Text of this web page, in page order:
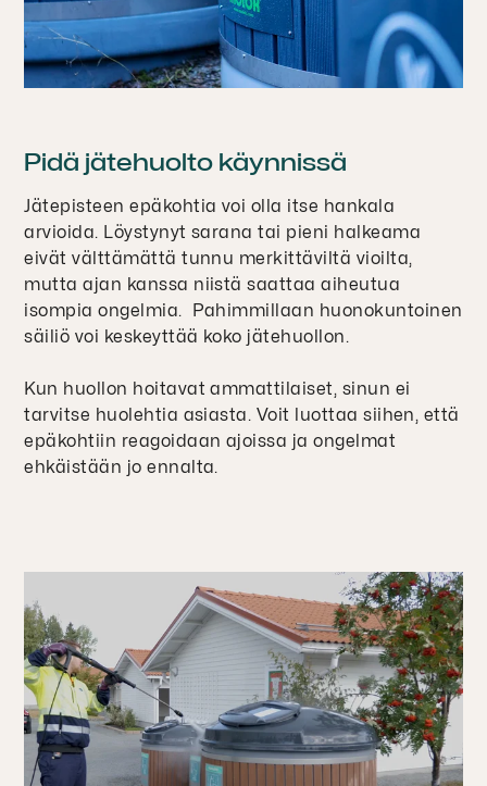
Pidä jätehuolto käynnissä
Jätepisteen epäkohtia voi olla itse hankala
arvioida. Löystynyt sarana tai pieni halkeama
eivät välttämättä tunnu merkittäviltä vioilta,
mutta ajan kanssa niistä saattaa aiheutua
isompia ongelmia. Pahimmillaan huonokuntoinen
säiliö voi keskeyttää koko jätehuollon.
Kun huollon hoitavat ammattilaiset, sinun ei
tarvitse huolehtia asiasta. Voit luottaa siihen, että
epäkohtiin reagoidaan ajoissa ja ongelmat
ehkäistään jo ennalta.